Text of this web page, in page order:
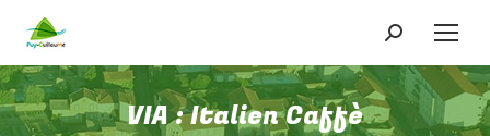
Recherche
:
VIA : Italien Caffè